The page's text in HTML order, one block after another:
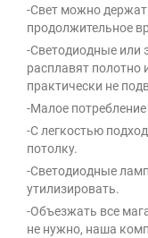
-Свет можно
продолжительное
-Светодиодные или
расплавят полотно
практически не
-Малое
-С легкостью
потолку.
-Светодиодные
утилизировать.
-Объезжать все
не нужно, наша